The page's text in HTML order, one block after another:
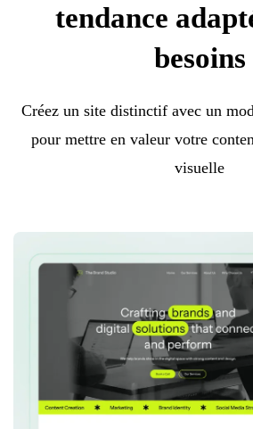
tendance
besoins
Créez un site distinctif avec un
pour mettre en valeur votre
visuelle